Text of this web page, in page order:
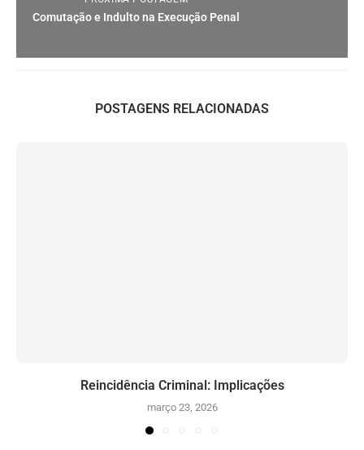
Comutação e Indulto na Execução Penal
POSTAGENS RELACIONADAS
Reincidência Criminal: Implicações
março 23, 2026